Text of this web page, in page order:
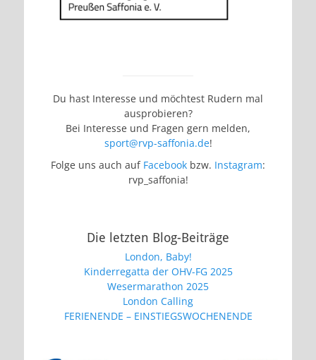
Du hast Interesse und möchtest Rudern mal
ausprobieren?
Bei Interesse und Fragen gern melden,
sport@rvp-saffonia.de!
Folge uns auch auf Facebook bzw. Instagram:
rvp_saffonia!
Die letzten Blog-Beiträge
London, Baby!
Kinderregatta der OHV-FG 2025
Wesermarathon 2025
London Calling
FERIENENDE – EINSTIEGSWOCHENENDE